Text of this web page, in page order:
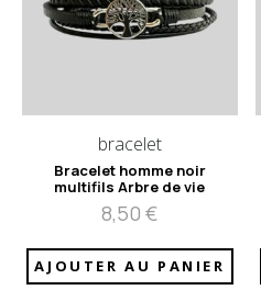
bracelet
Bracelet homme noir
multifils Arbre de vie
8,50€
AJOUTER AU PANIER